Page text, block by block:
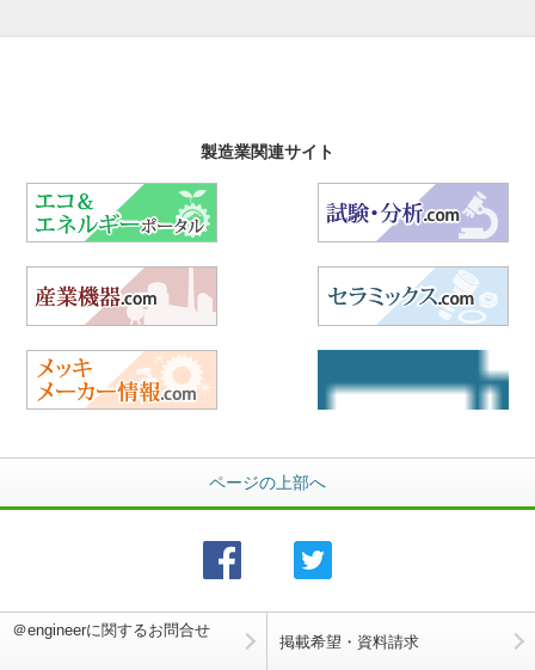
製造業関連サイト
ページの上部へ
＠engineerに関するお問合せ
掲載希望・資料請求